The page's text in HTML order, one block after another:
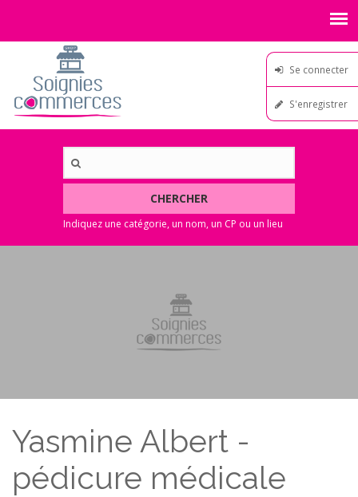
Se connecter
S'enregistrer
CHERCHER
Yasmine Albert -
pédicure médicale